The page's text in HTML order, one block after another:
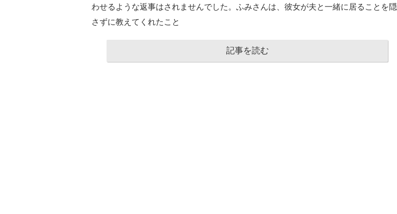
わせるような返事はされませんでした。ふみさんは、彼女が夫と一緒に居ることを隠
さずに教えてくれたこと
記事を読む